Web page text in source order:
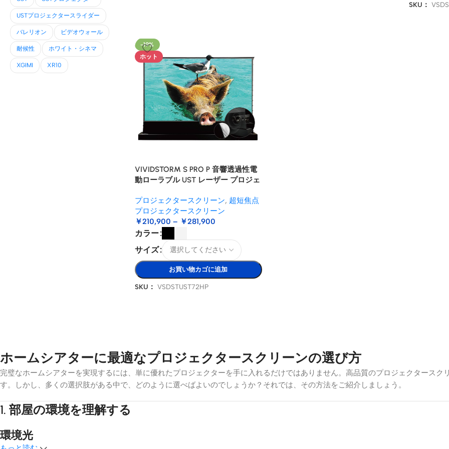
USTプロジェクタースライダー
バレリオン ビデオウォール
耐候性 ホワイト・シネマ
XGIMI XR10
SKU：
-19%
ホット
VIVIDSTORM S PRO P 音響透過性電
動ローラブル UST レーザー プロジェ
プロジェクタースクリーン, 超短焦点
プロジェクタースクリーン
￥210,900 – ￥281,900
カラー
サイズ
お買い物カゴに追加
SKU： VSDSTUST72HP
ホームシアターに最適なプロジェクタースクリーンの選び方
完璧なホームシアターを実現するには、単に優れたプロジェクターを手に入れるだけではありません。高品質のプロジェクタース
す。しかし、多くの選択肢がある中で、どのように選べばよいのでしょうか？それでは、その方法をご紹介しましょう。
1. 部屋の環境を理解する
環境光